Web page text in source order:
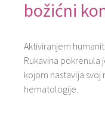
božićni
Aktiviranjem
Rukavina pokrenula
kojom nastavlja
hematologije.